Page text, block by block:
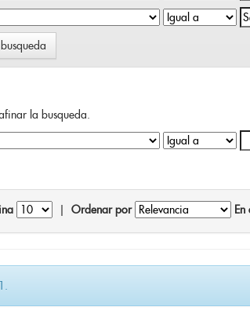
la busqueda.
Ordenar por